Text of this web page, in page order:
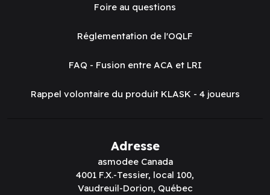
Foire au questions
Réglementation de l'OQLF
FAQ - Fusion entre ACA et LRI
Rappel volontaire du produit KLASK - 4 joueurs
Adresse
asmodee Canada
4001 F.X.-Tessier, local 100,
Vaudreuil-Dorion, Québec